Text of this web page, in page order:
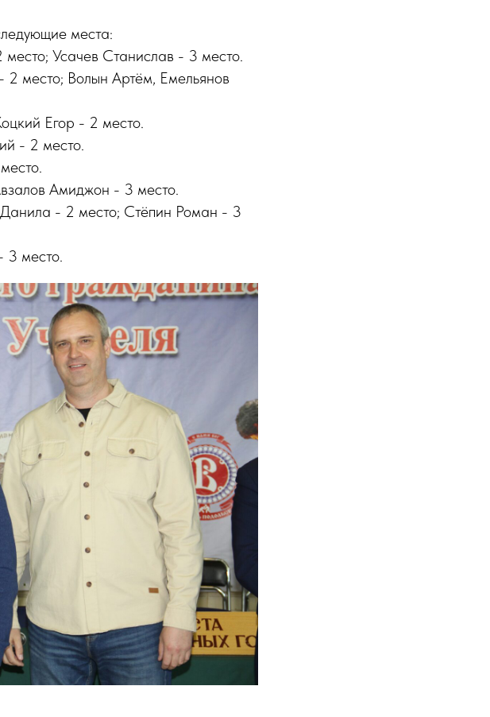
места:
Усачев Станислав - 3 место.
2 место; Волын Артём, Емельянов
Егор - 2 место.
- 2 место.
Амиджон - 3 место.
- 2 место; Стёпин Роман - 3
3 место.